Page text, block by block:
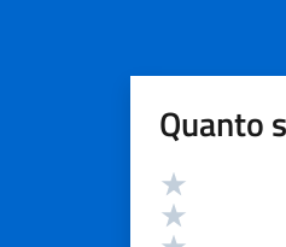
Quanto
Valutazione